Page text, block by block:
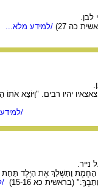
כה 27)
/למידע מלא...
יהיו רבים. "וַיּוֹצֵא אֹתוֹ
/
הַחֶמֶת וַתַּשְׁלֵךְ אֶת הַיֶּלֶד
(בראשית כא 15-16)
/